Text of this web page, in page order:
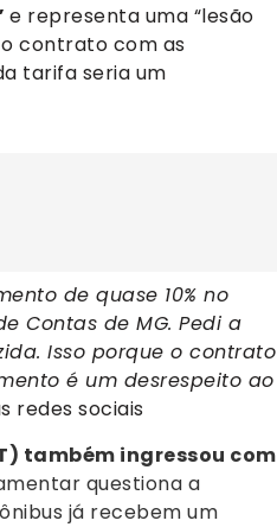
e representa uma “lesão
contrato com as
tarifa seria um
de quase 10% no
Contas de MG. Pedi a
Isso porque o contrato
é um desrespeito ao
redes sociais
também ingressou com
questiona a
já recebem um